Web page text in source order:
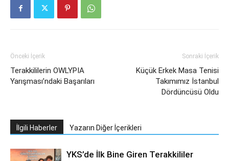
Önceki İçerik
Terakkililerin OWLYPIA
Yarışması’ndaki Başarıları
Sonraki İçerik
Küçük Erkek Masa Tenisi
Takımımız İstanbul
Dördüncüsü Oldu
İlgili Haberler Yazarın Diğer İçerikleri
YKS’de İlk Bine Giren Terakkililer